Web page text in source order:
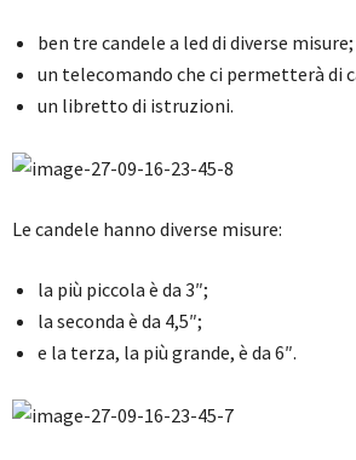
ben tre candele a led di diverse misure;
un telecomando che ci permetterà di
un libretto di istruzioni.
Le candele hanno diverse misure:
la più piccola è da 3″;
la seconda è da 4,5″;
e la terza, la più grande, è da 6″.